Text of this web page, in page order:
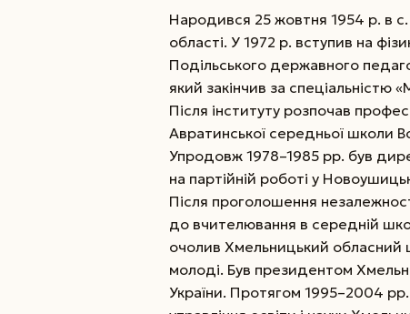
Народився 25 жовтня 1954 р. в
області. У 1972 р. вступив на
Подільського державного
який закінчив за спеціальністю
Після інституту розпочав
Авратинської середньої школи
Упродовж 1978–1985 рр. був
на партійній роботі у
Після проголошення
до вчителювання в середній
очолив Хмельницький обласний
молоді. Був президентом
України. Протягом 1995–2004